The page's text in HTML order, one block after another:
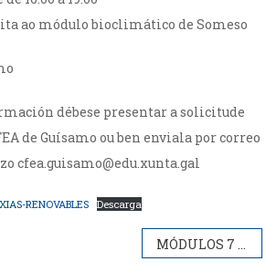
ao módulo bioclimático de Someso
débese presentar a solicitude
de Guísamo ou ben enviala por correo
cfea.guisamo@edu.xunta.gal
RENOVABLES Descarga
MÓDULOS 7 E 8. APTITUDE EMPRESARIAL AGRARIA. CULTIVOS INTENSIVOS